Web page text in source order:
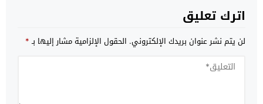
اترك تعليق
لن يتم نشر عنوان بريدك الإلكتروني. الحقول الإلزامية مشار إليها بـ*